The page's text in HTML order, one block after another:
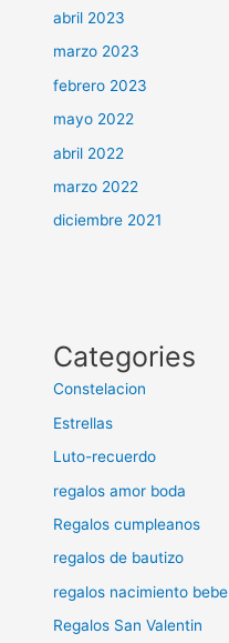
abril 2023
marzo 2023
febrero 2023
mayo 2022
abril 2022
marzo 2022
diciembre 2021
Categories
Constelacion
Estrellas
Luto-recuerdo
regalos amor boda
Regalos cumpleanos
regalos de bautizo
regalos nacimiento bebe
Regalos San Valentin